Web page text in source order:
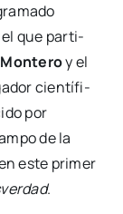
el que par­ti­
y el
cien­tí­fi­
por
de la
este pri­mer
.